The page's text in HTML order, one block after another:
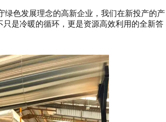
色发展理念的高新企业，我们在新投产的产
是冷暖的循环，更是资源高效利用的全新答